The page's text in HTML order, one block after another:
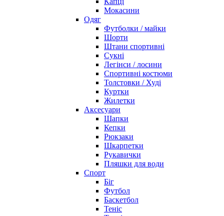
Мокасини
Одяг
Футболки / майки
Шорти
Штани спортивні
Сукні
Легінси / лосини
Спортивні костюми
Толстовки / Худі
Куртки
Жилетки
Аксесуари
Шапки
Кепки
Рюкзаки
Шкарпетки
Рукавички
Пляшки для води
Спорт
Біг
Футбол
Баскетбол
Теніс